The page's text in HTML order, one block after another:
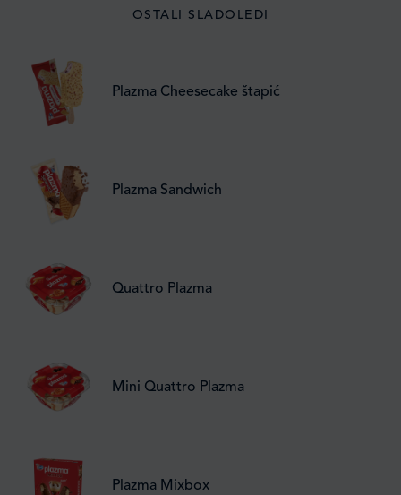
OSTALI SLADOLEDI
Plazma Cheesecake štapić
Plazma Sandwich
Quattro Plazma
Mini Quattro Plazma
Plazma Mixbox